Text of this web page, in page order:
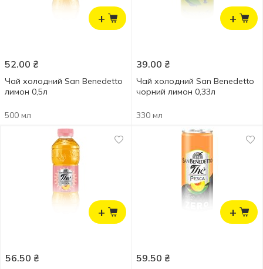
+
52.00 ₴
Чай холодний San Benedetto
лимон 0,5л
500 мл
+
39.00 ₴
Чай холодний San Benedetto
чорний лимон 0,33л
330 мл
+
56.50 ₴
+
59.50 ₴